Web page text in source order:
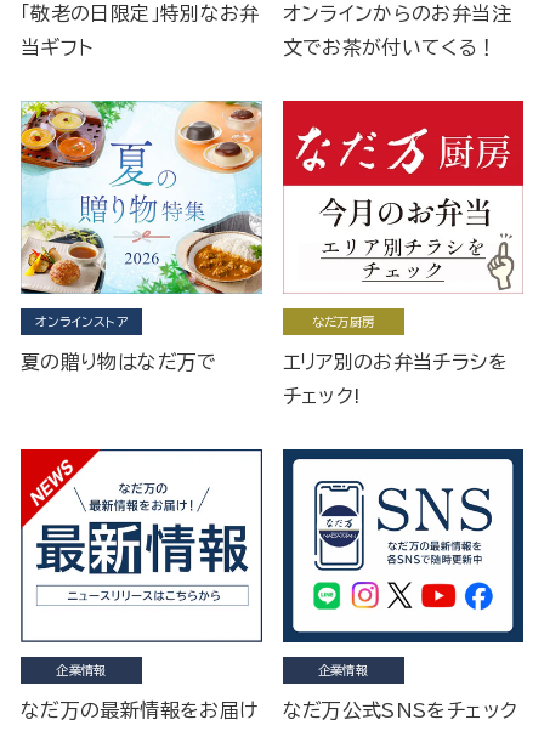
「敬老の日限定」特別なお弁
当ギフト
オンラインからのお弁当注
文でお茶が付いてくる！
オンラインストア
夏の贈り物はなだ万で
なだ万厨房
エリア別のお弁当チラシを
チェック!
企業情報
なだ万の最新情報をお届け
企業情報
なだ万公式SNSをチェック